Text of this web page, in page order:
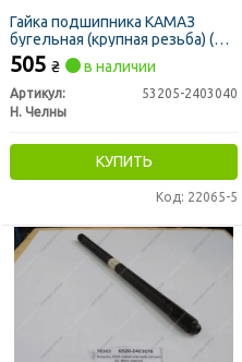
Гайка подшипника КАМАЗ
бугельная (крупная резьба) (Н.
Челны)
505 ₴ в наличии
Артикул:
53205-2403040
Н. Челны
КУПИТЬ
Код: 22065-5